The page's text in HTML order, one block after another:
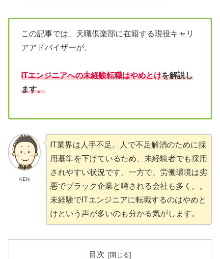
この記事では、天職倶楽部に在籍する現役キャリ
アアドバイザーが、
ITエンジニアへの未経験転職はやめとけを解説し
ます。
KEN
IT業界は人手不足。人で不足解消のために採
用基準を下げているため、未経験者でも採用
されやすい状況です。一方で、労働環境は劣
悪でブラック企業と噂される会社も多く。。
未経験でITエンジニアに転職するのはやめと
けという声が多いのも分かる気がします。
目次